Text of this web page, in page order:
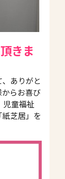
きま
ありがと
らお喜び
児童福祉
芝居」を